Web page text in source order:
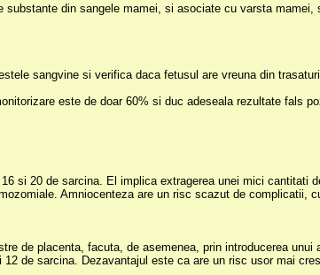
din sangele mamei, si asociate cu varsta
sangvine si verifica daca fetusul are vreuna din
este de doar 60% si duc adeseala rezultate fals
si 20 de sarcina. El implica extragerea unei mici
Amniocenteza are un risc scazut de complicatii,
de placenta, facuta, de asemenea, prin introducerea
de sarcina. Dezavantajul este ca are un risc usor mai